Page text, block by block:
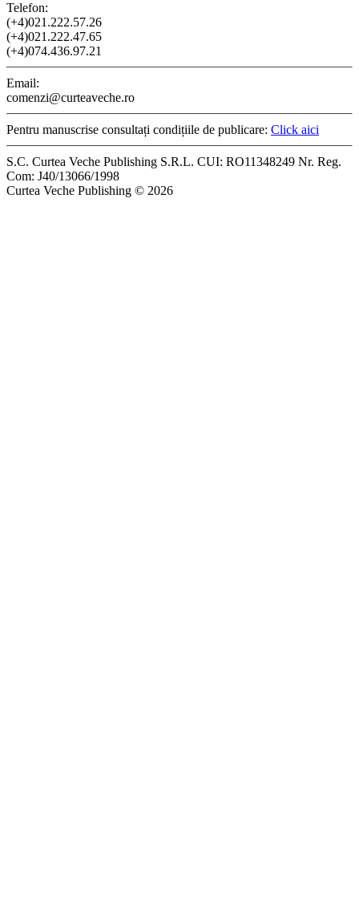
Telefon:
(+4)021.222.57.26
(+4)021.222.47.65
(+4)074.436.97.21
Email:
comenzi@curteaveche.ro
Pentru manuscrise consultați condițiile de publicare: Click aici
S.C. Curtea Veche Publishing S.R.L. CUI: RO11348249 Nr. Reg.
Com: J40/13066/1998
Curtea Veche Publishing © 2026